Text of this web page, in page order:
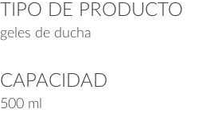
TIPO DE PRODUCTO
geles de ducha
CAPACIDAD
500 ml